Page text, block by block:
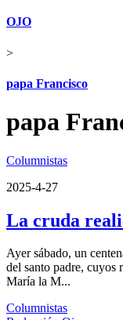
OJO
>
papa Francisco
papa
Columnistas
2025-4-27
La cruda
Ayer sábado, un
del santo padre, cuyos
María la M...
Columnistas